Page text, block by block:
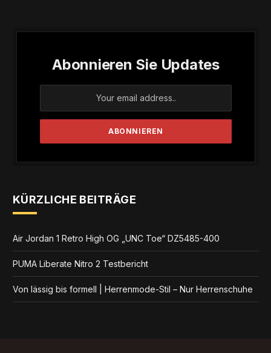
Abonnieren Sie Updates
KÜRZLICHE BEITRÄGE
Air Jordan 1 Retro High OG „UNC Toe“ DZ5485-400
PUMA Liberate Nitro 2 Testbericht
Von lässig bis formell | Herrenmode-Stil – Nur Herrenschuhe